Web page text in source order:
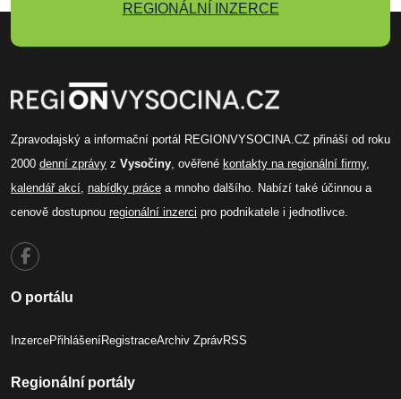
REGIONÁLNÍ INZERCE
Zpravodajský a informační portál REGIONVYSOCINA.CZ přináší od roku
2000 denní zprávy z Vysočiny , ověřené kontakty na regionální firmy,
kalendář akcí nabídky práce a mnoho dalšího. Nabízí také účinnou a
cenově dostupnou regionální inzerci pro podnikatele i jednotlivce.
O portálu
InzercePřihlášeníRegistraceArchiv ZprávRSS
Regionální portály